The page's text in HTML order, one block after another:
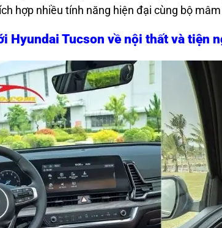
hợp nhiều tính năng hiện đại cùng bộ
Hyundai Tucson về nội thất và tiện